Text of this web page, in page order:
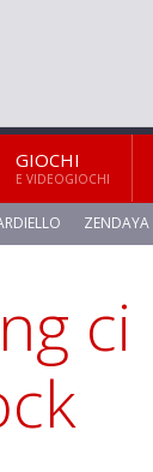
GIOCHI
E VIDEOGIOCHI
ZENDAYA
ci